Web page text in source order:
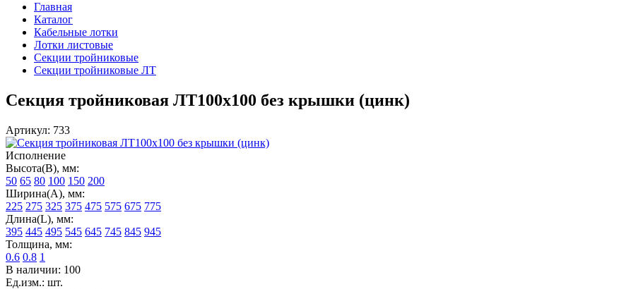
Главная
Каталог
Кабельные лотки
Лотки листовые
Секции тройниковые
Секции тройниковые ЛТ
Секция тройниковая ЛТ100х100 без крышки (цинк)
Артикул: 733
Исполнение
Высота(В), мм:
50 65 80 100 150 200
Ширина(А), мм:
225 275 325 375 475 575 675 775
Длина(L), мм:
395 445 495 545 645 745 845 945
Толщина, мм:
0.6 0.8 1
В наличии: 100
Ед.изм.: шт.